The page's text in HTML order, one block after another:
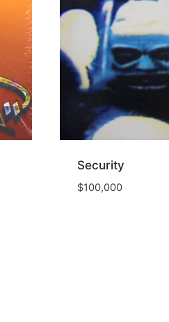
Security
$100,000